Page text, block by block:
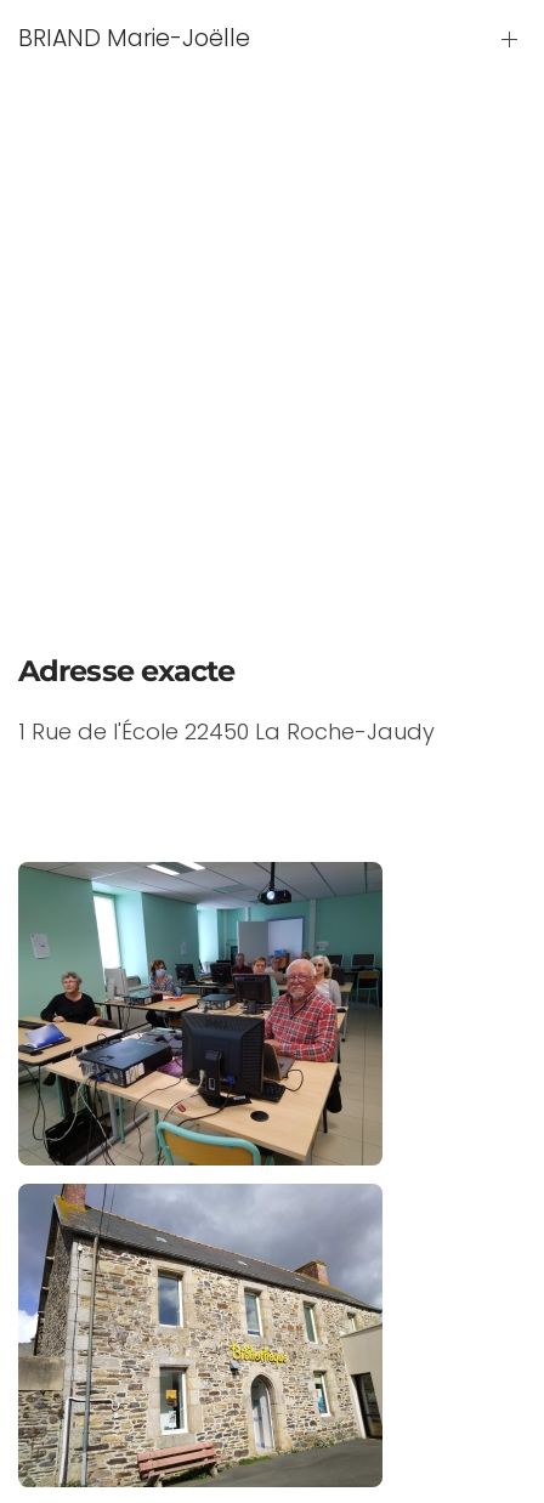
BRIAND Marie-Joëlle
Adresse exacte
1 Rue de l'École 22450 La Roche-Jaudy